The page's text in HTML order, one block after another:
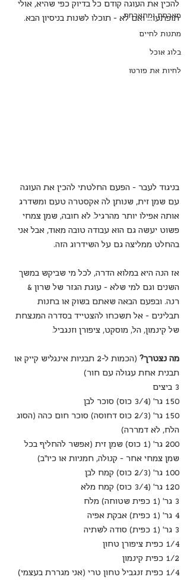
מארחת ומתארחת
מתנות לחיים
בלוג אוכל
לחיות את פורטו
להכין את העוגה קודם כל בדיוק כפי שהיא, אולי
תופתעו... ואם לא - תוכלו לשנות בניסיון הבא.
בניגוד לעבר - הפעם החלטתי להכין את העוגה
עם שמן זית, שנותן לה אקסטרה טעם ומשדרג
אותה אפילו יותר מהרגיל. לא חובה, שמן צמחי
פשוט יעשה גם הוא עבודה טובה מאוד, אבל אני
בהחלט ממליצה גם על השידרוג הזה.
אז הנה היא במלוא הדרה, לכל מי שביקש במשך
השנים וגם למי שלא - עוגת הגזר של שרון &
רנה. ובפעם הבאה שאתם בשוק או בחנות
תבלינים - אל תשכחו להצטייד בסדרה המנצחת
של קינמון, הל, מוסקט, ציפורן וזנגביל.
מה נצטרך?
(הכמות ל-2 תבניות אינגליש קייק או
תבנית אחת עגולה עם חור)
3 ביצים
150 גר’ (3/4 כוס) סוכר לבן
150 גר’ (2/3 כוס דחוסה) סוכר חום כהה (הסוג
הלח, לא דמררה)
200 גר’ (1 כוס) שמן זית (אפשר להחליף בכל
שמן צמחי אחר - קנולה, חמניות או כיו"ב)
100 גר’ (2/3 כוס) קמח לבן
120 גר’ (3/4 כוס) קמח מלא
3 גר’ (1 כפית שטוחה) מלח
4 גר’ (1 כפית) אבקת אפיה
3 גר’ (1 כפית) סודה לשתיה
1/4 כפית ציפורן טחון
1/2 כפית קינמון
1/4 כפית זנגביל טחון טרי (אני מגררת בעצמי)